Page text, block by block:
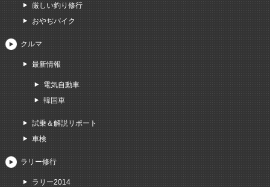
厳しい釣り修行
おやぢバイク
クルマ
最新情報
電気自動車
韓国車
試乗＆解説リポート
車検
ラリー修行
ラリー2014